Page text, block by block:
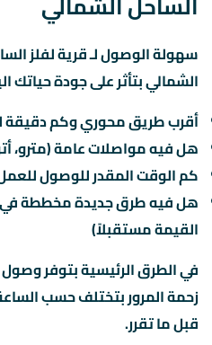
سهولة الوصول لـ قرية لفلز
الشمالي بتأثر على جودة حياتك
أقرب طريق محوري وكم دقيقة
هل فيه مواصلات عامة (مترو،
كم الوقت المقدر للوصول
هل فيه طرق جديدة مخططة في
القيمة مستقبلاً)
في الطرق الرئيسية بتوفر وصول
زحمة المرور بتختلف حسب
قبل ما تقرر.